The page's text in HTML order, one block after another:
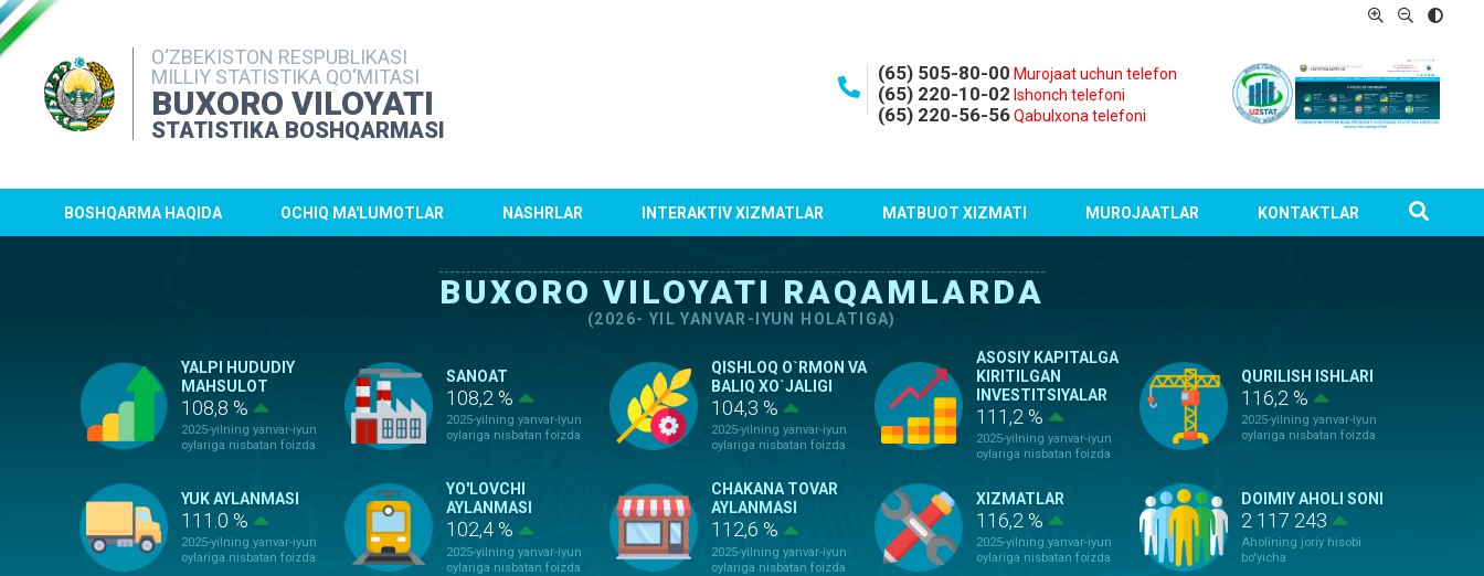
O‘ZBEKISTON RESPUBLIKASI
MILLIY STATISTIKA QO‘MITASI
BUXORO VILOYATI
STATISTIKA BOSHQARMASI
(65) 505-80-00 Murojaat uchun telefon
(65) 220-10-02 Ishonch telefoni
(65) 220-56-56 Qabulxona telefoni
BOSHQARMA HAQIDA OCHIQ MA'LUMOTLAR NASHRLAR INTERAKTIV XIZMATLAR MATBUOT XIZMATI MUROJAATLAR KONTAKTLAR
BUXORO VILOYATI RAQAMLARDA
(2026- YIL YANVAR-IYUN HOLATIGA)
YALPI HUDUDIY
MAHSULOT
108,8 %
2025-yilning yanvar-iyun
oylariga nisbatan foizda
SANOAT
108,2 %
2025-yilning yanvar-iyun
oylariga nisbatan foizda
QISHLOQ O`RMON VA
BALIQ XO`JALIGI
104,3 %
2025-yilning yanvar-iyun
oylariga nisbatan foizda
ASOSIY KAPITALGA
KIRITILGAN
INVESTITSIYALAR
111,2 %
2025-yilning yanvar-iyun
oylariga nisbatan foizda
QURILISH ISHLARI
116,2 %
2025-yilning yanvar-iyun
oylariga nisbatan foizda
YUK AYLANMASI
111.0 %
2025-yilning yanvar-iyun
oylariga nisbatan foizda
YO'LOVCHI
AYLANMASI
102,4 %
2025-yilning yanvar-iyun
oylariga nisbatan foizda
CHAKANA TOVAR
AYLANMASI
112,6 %
2025-yilning yanvar-iyun
oylariga nisbatan foizda
XIZMATLAR
116,2 %
2025-yilning yanvar-iyun
oylariga nisbatan foizda
DOIMIY AHOLI SONI
2 117 243
Aholining joriy hisobi
bo'yicha